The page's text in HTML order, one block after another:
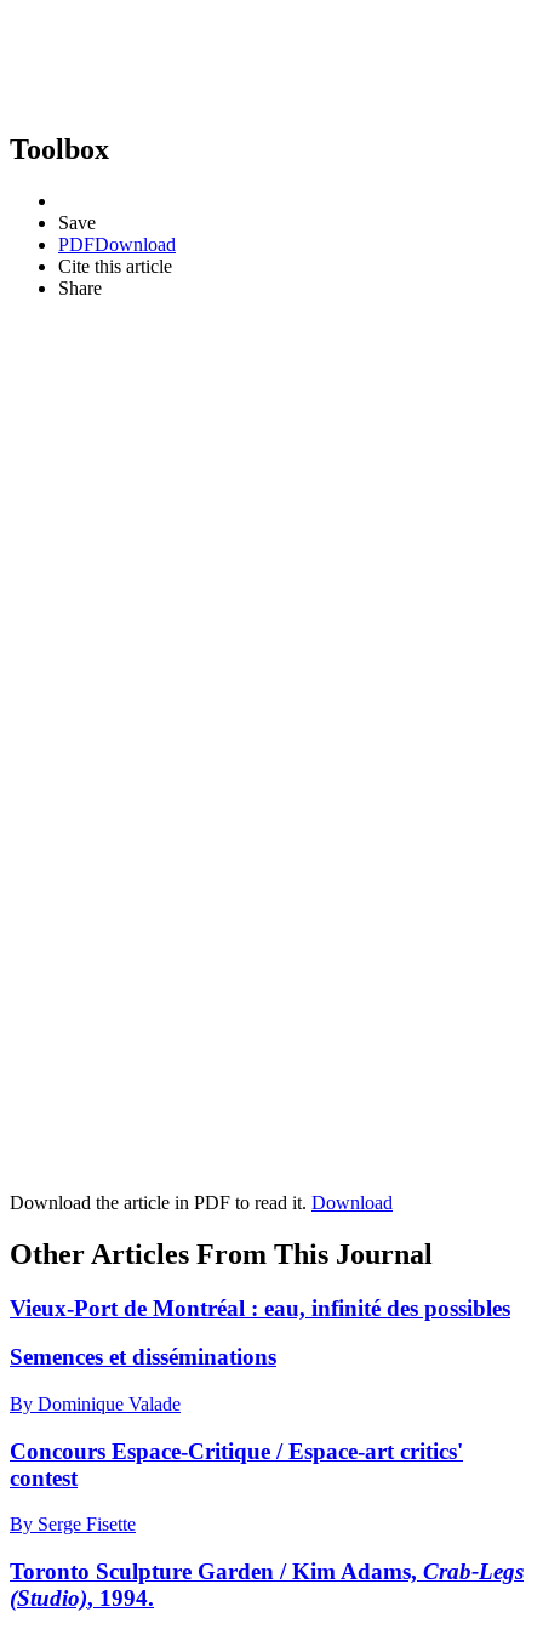
Toolbox
Save
PDFDownload
Cite this article
Share
Download the article in PDF to read it. Download
Other Articles From This Journal
Vieux-Port de Montréal : eau, infinité des possibles
Semences et disséminations
By Dominique Valade
Concours Espace-Critique / Espace-art critics'
contest
By Serge Fisette
Toronto Sculpture Garden / Kim Adams, Crab-Legs
(Studio), 1994.